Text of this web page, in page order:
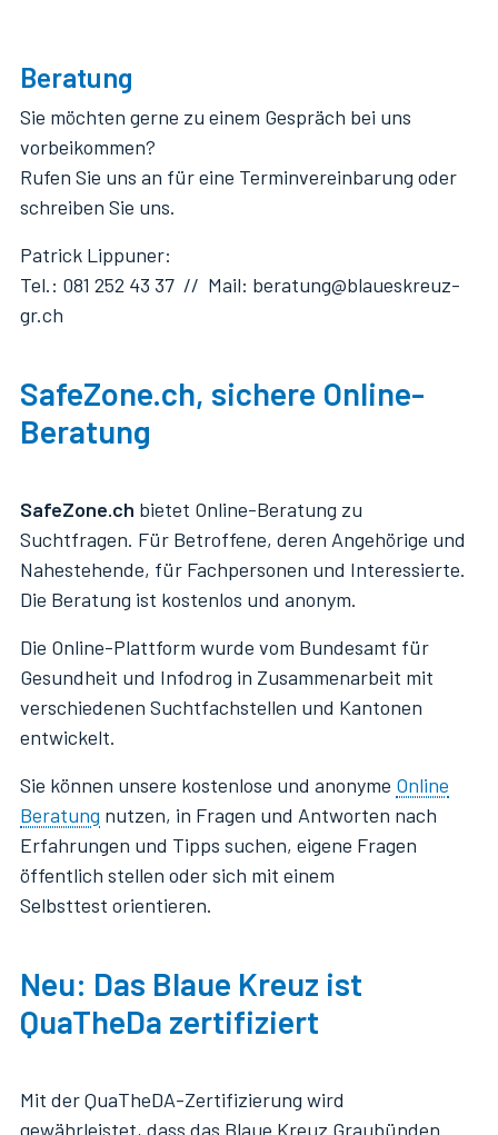
Beratung
Sie möchten gerne zu einem Gespräch bei uns
vorbeikommen?
Rufen Sie uns an für eine Terminvereinbarung oder
schreiben Sie uns.
Patrick Lippuner:
Tel.: 081 252 43 37 // Mail: beratung@blaueskreuz-
gr.ch
SafeZone.ch, sichere Online-
Beratung
SafeZone.ch bietet Online-Beratung zu
Suchtfragen. Für Betroffene, deren Angehörige und
Nahestehende, für Fachpersonen und Interessierte.
Die Beratung ist kostenlos und anonym.
Die Online-Plattform wurde vom Bundesamt für
Gesundheit und Infodrog in Zusammenarbeit mit
verschiedenen Suchtfachstellen und Kantonen
entwickelt.
Sie können unsere kostenlose und anonyme Online
Beratung nutzen, in Fragen und Antworten nach
Erfahrungen und Tipps suchen, eigene Fragen
öffentlich stellen oder sich mit einem
Selbsttest orientieren.
Neu: Das Blaue Kreuz ist
QuaTheDa zertifiziert
Mit der QuaTheDA-Zertifizierung wird
gewährleistet, dass das Blaue Kreuz Graubünden